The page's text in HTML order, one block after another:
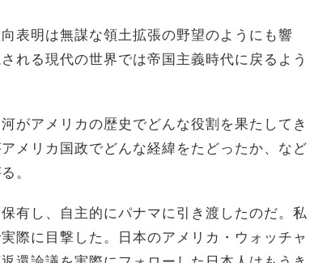
表明は無謀な領土拡張の野望のようにも響
れる現代の世界では帝国主義時代に戻るよう
がアメリカの歴史でどんな役割を果たしてき
メリカ国政でどんな経緯をたどったか、など
。
有し、自主的にパナマに引き渡したのだ。私
際に目撃した。日本のアメリカ・ウォッチャ